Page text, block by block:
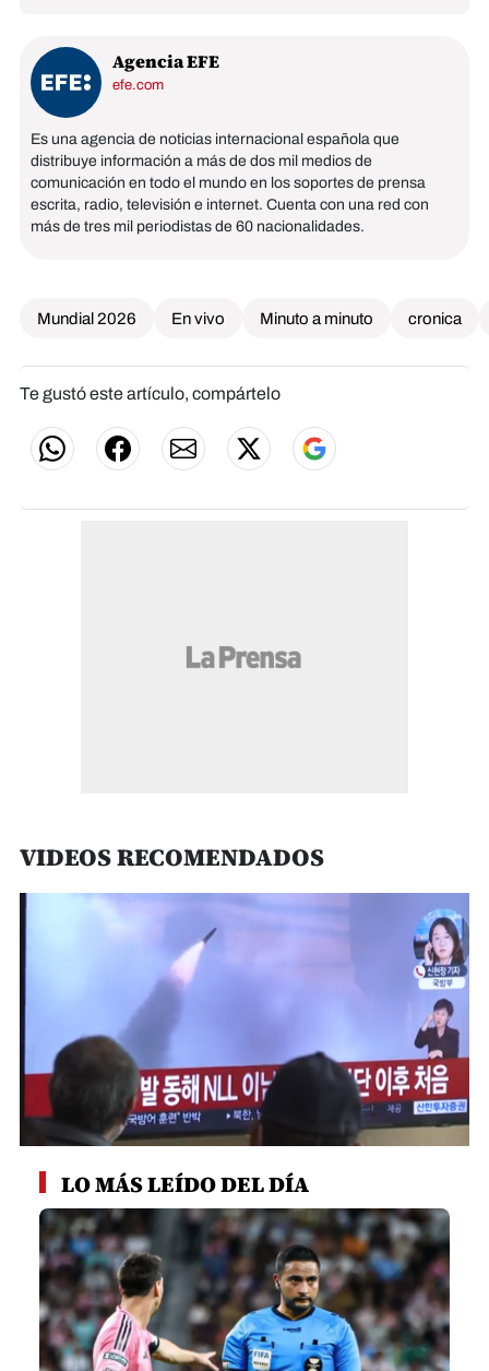
Agencia EFE
efe.com
Es una agencia de noticias internacional española que
distribuye información a más de dos mil medios de
comunicación en todo el mundo en los soportes de prensa
escrita, radio, televisión e internet. Cuenta con una red con
más de tres mil periodistas de 60 nacionalidades.
Mundial 2026 En vivo Minuto a minuto cronica
Te gustó este artículo, compártelo
VIDEOS RECOMENDADOS
seconds
minute,
seconds
LO MÁS LEÍDO DEL DÍA